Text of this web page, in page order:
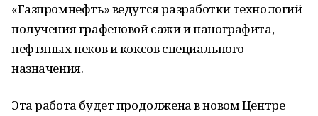
«Газпромнефть» ведутся разработки технологий
получения графеновой сажи и нанографита,
нефтяных пеков и коксов специального
назначения.
Эта работа будет продолжена в новом Центре